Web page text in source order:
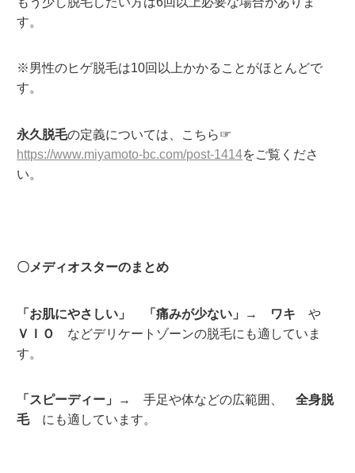
す。
※男性のヒゲ脱毛は10回以上かかることがほとんどで
す。
永久脱毛の定義については、こちら☞
https://www.miyamoto-bc.com/post-1414をご覧くださ
い。
〇メディオスターのまとめ
「お肌にやさしい」 「痛みが少ない」 → ワキや
ＶＩＯ
などデリケートゾーンの脱毛にも適していま
す。
「スピーディー」 → 手足や体などの広範囲、全身脱
毛にも適しています。